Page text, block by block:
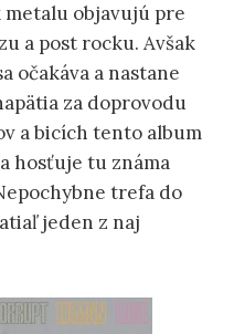
objavujú pre
a post rocku. Avšak
očakáva a nastane
za doprovodu
a bicích tento album
hosťuje tu známa
trefa do
jeden z naj